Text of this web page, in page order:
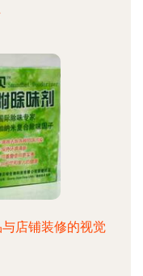
店铺装修的视觉